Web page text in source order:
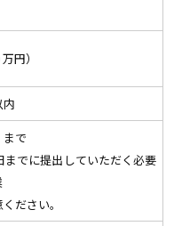
円）
で
でに提出していただく必要
ださい。